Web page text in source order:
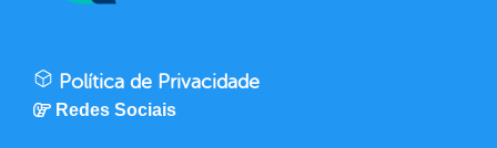
Política de Privacidade
Redes Sociais